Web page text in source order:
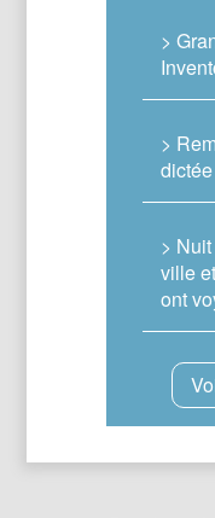
>
>
dictée
>
ville
ont